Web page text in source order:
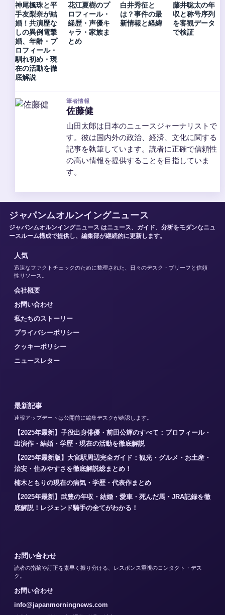
神尾楓珠と平
手友梨奈が結
婚！共演歴な
しの異例電撃
婚、年齢・プ
ロフィール・
馴れ初め・現
在の活動を徹
底解説
花江夏樹のプ
ロフィール・
経歴・声優キ
ャラ・家族ま
とめ
白井秀征と
は？事件の最
新情報と経緯
藤井聡太の年
収と称号序列
を客観データ
で検証
筆者情報
佐藤健
山田太郎は日本のニュースジャーナリストで
す。彼は国内外の政治、経済、文化に関する
記事を執筆しています。読者に正確で信頼性
の高い情報を提供することを目指していま
す。
ジャパンムオルンイングニュース
ジャパンムオルンイングニュース はニュース、ガイド、分析をモダンなニュ
ースルーム構成で提供し、編集部が継続的に更新します。
人気
迅速なファクトチェックのために整理された、日々のデスク・ブリーフと信頼
性リソース。
会社概要
お問い合わせ
私たちのストーリー
プライバシーポリシー
クッキーポリシー
ニュースレター
最新記事
速報アップデートは公開前に編集デスクが確認します。
【2025年最新】子役出身俳優・前田公輝のすべて：プロフィール・
出演作・結婚・学歴・現在の活動を徹底解説
【2025年最新版】大宮駅周辺完全ガイド：観光・グルメ・お土産・
治安・住みやすさを徹底解説総まとめ！
楠木ともりの現在の病気・学歴・代表作まとめ
【2025年最新】武豊の年収・結婚・愛車・死んだ馬・JRA記録を徹
底解説！レジェンド騎手の全てがわかる！
お問い合わせ
読者の指摘や訂正を素早く振り分ける、レスポンス重視のコンタクト・デス
ク。
お問い合わせ
info@japanmorningnews.com